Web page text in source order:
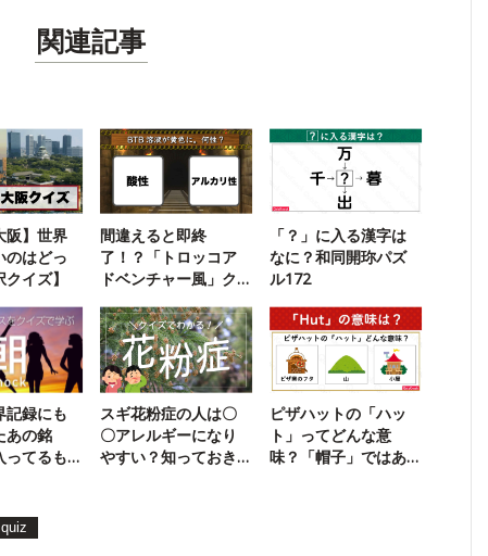
関連記事
阪】世界
のはどっ
イズ】
間違えると即終
了！？「トロッコア
ドベンチャー風」ク
「？」に入る漢字は
なに？和同開珎パズ
ル172
記録にも
あの銘
ってるも
スギ花粉症の人は〇
〇アレルギーになり
やすい？知っておき
ピザハットの「ハッ
ト」ってどんな意
味？「帽子」ではあ
quiz